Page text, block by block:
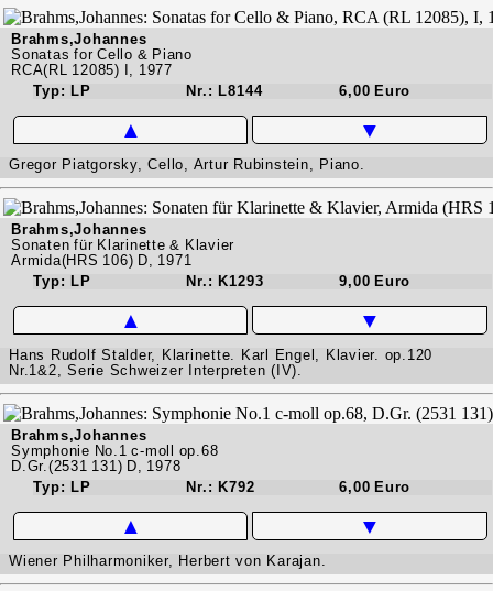
Brahms,Johannes
Sonatas for Cello & Piano
RCA(RL 12085) I, 1977
Typ: LP
Nr.: L8144 6,00 Euro
▲ ▼
Gregor Piatgorsky, Cello, Artur Rubinstein, Piano.
Brahms,Johannes
Sonaten für Klarinette & Klavier
Armida(HRS 106) D, 1971
Typ: LP
Nr.: K1293 9,00 Euro
▲ ▼
Hans Rudolf Stalder, Klarinette. Karl Engel, Klavier. op.120
Nr.1&2, Serie Schweizer Interpreten (IV).
Brahms,Johannes
Symphonie No.1 c-moll op.68
D.Gr.(2531 131) D, 1978
Typ: LP
Nr.: K792 6,00 Euro
▲ ▼
Wiener Philharmoniker, Herbert von Karajan.